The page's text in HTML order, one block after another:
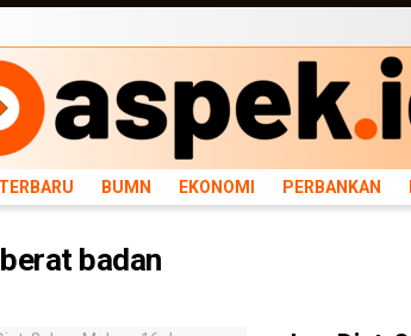
BUMN EKONOMI PERBANKAN MARKET
BUMN EKONOMI PERBANKAN
berat badan